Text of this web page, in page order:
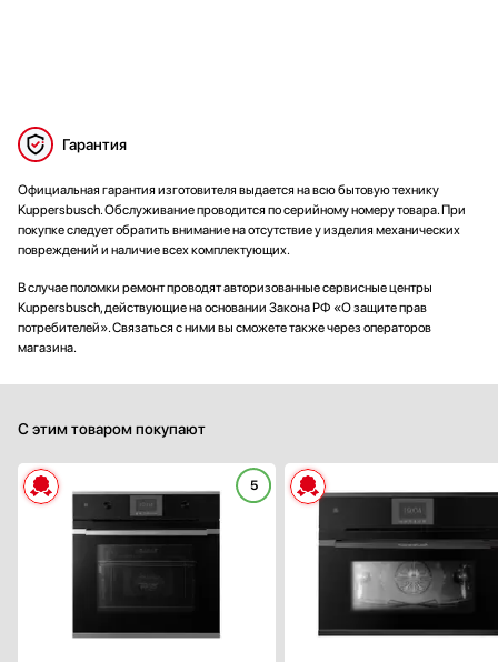
Гарантия
Официальная гарантия изготовителя выдается на всю бытовую технику
Kuppersbusch. Обслуживание проводится по серийному номеру товара. При
покупке следует обратить внимание на отсутствие у изделия механических
повреждений и наличие всех комплектующих.
В случае поломки ремонт проводят авторизованные сервисные центры
Kuppersbusch, действующие на основании Закона РФ «О защите прав
потребителей». Связаться с ними вы сможете также через операторов
магазина.
С этим товаром покупают
5
Способ подключения:
Ширина (см):
черное
Очистка духовки: